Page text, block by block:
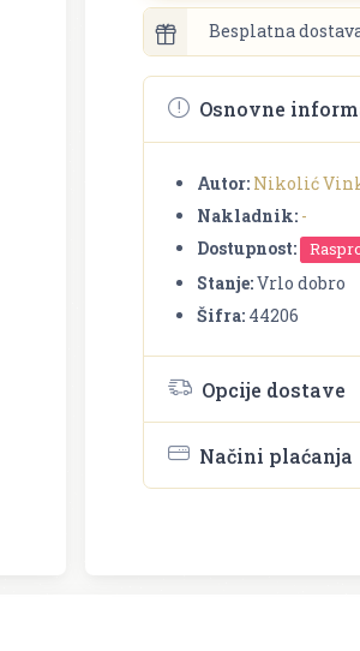
Besplatna
Osnovne
Autor: Nikolić
Nakladnik: -
Dostupnost:
Stanje:Vrlo dobro
Šifra: 44206
Opcije dostave
Načini plaćanja